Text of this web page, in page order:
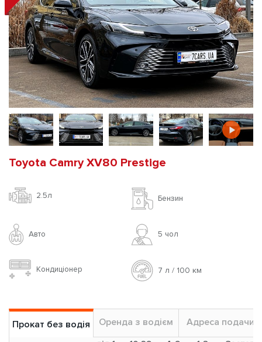
Toyota Camry XV80 Prestige
2.5л Бензин
Авто 5 чoл
Кондиціонер 7 л / 100 км
Прокат без водія Оренда з водієм Адреса подачи